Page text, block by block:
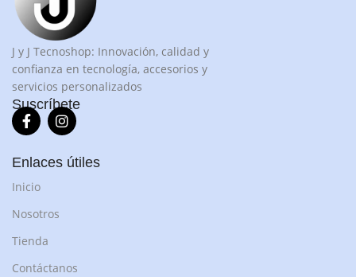
J y J Tecnoshop: Innovación, calidad y
confianza en tecnología, accesorios y
servicios personalizados
Suscríbete
Enlaces útiles
Inicio
Nosotros
Tienda
Contáctanos